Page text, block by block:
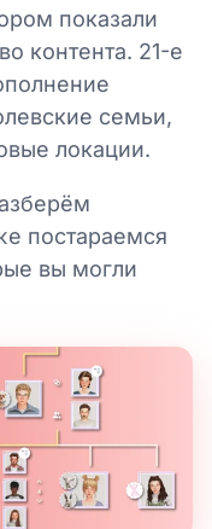
показали
контента. 21-е
семьи,
локации.
постараемся
вы могли